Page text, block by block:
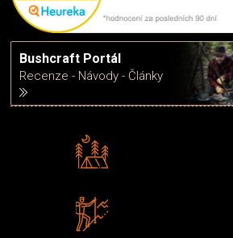
Bushcraft Portál
Recenze - Návody - Články